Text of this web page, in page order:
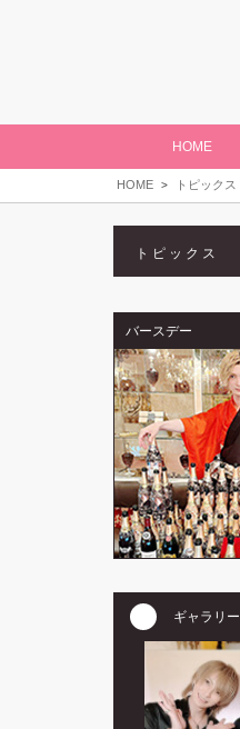
HOME
HOME トピックス
トピックス
バースデー
ギャラリー